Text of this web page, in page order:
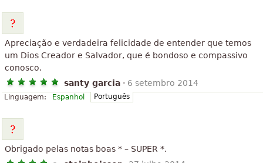
Apreciação e verdadeira felicidade de entender que temos
um Dios Creador e Salvador, que é bondoso e compassivo
conosco.
santy garcia · 6 setembro 2014
Linguagem: Espanhol Português
Obrigado pelas notas boas * – SUPER *.